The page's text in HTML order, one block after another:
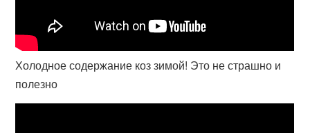
Холодное содержание коз зимой! Это не страшно и
полезно